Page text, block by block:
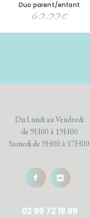
Duo parent/enfant
60.00€
Du Lundi au Vendredi
de 9H00 à 19H00
Samedi de 9H00 à 17H00
02 99 72 18 89